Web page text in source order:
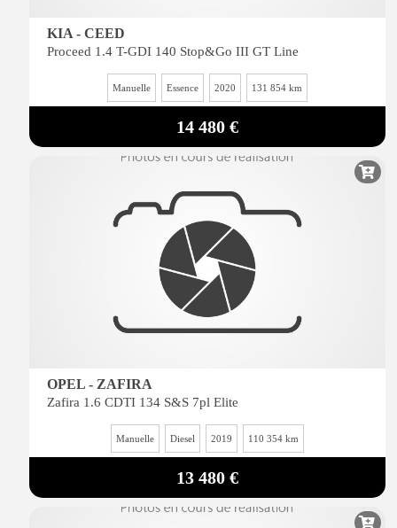
KIA - CEED
Proceed 1.4 T-GDI 140 Stop&Go III GT Line
Manuelle Essence 2020 131 854 km
14 480 €
OPEL - ZAFIRA
Zafira 1.6 CDTI 134 S&S 7pl Elite
Manuelle Diesel 2019 110 354 km
13 480 €